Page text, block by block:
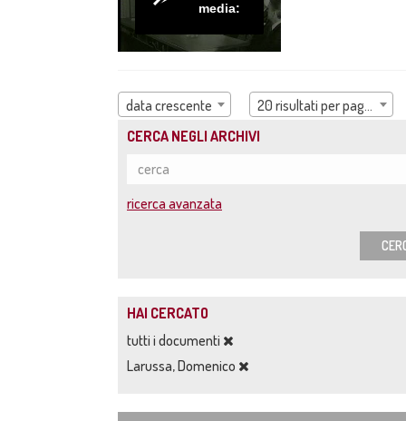
media:
data crescente
20 risultati per pagina
CERCA NEGLI ARCHIVI
ricerca avanzata
HAI CERCATO
tutti i documenti
Larussa, Domenico